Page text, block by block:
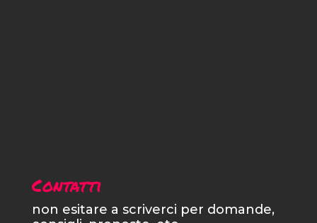
Contatti
non esitare a scriverci per domande,